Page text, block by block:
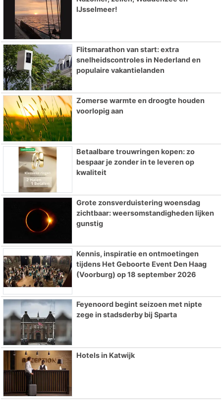
IJsselmeer!
Flitsmarathon van start: extra
snelheidscontroles in Nederland en
populaire vakantielanden
Zomerse warmte en droogte houden
voorlopig aan
Betaalbare trouwringen kopen: zo
bespaar je zonder in te leveren op
kwaliteit
Grote zonsverduistering woensdag
zichtbaar: weersomstandigheden lijken
gunstig
Kennis, inspiratie en ontmoetingen
tijdens Het Geboorte Event Den Haag
(Voorburg) op 18 september 2026
Feyenoord begint seizoen met nipte
zege in stadsderby bij Sparta
Hotels in Katwijk